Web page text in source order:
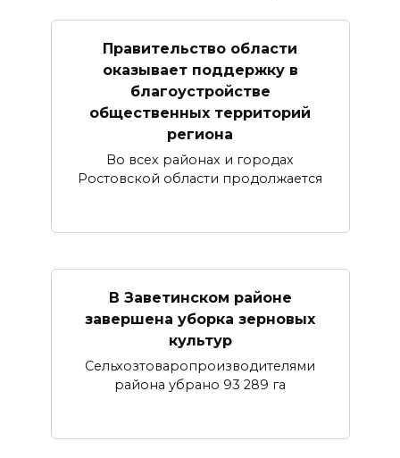
Правительство области
оказывает поддержку в
благоустройстве
общественных территорий
региона
Во всех районах и городах
Ростовской области продолжается
В Заветинском районе
завершена уборка зерновых
культур
Сельхозтоваропроизводителями
района убрано 93 289 га